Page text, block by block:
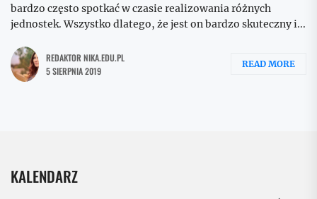
bardzo często spotkać w czasie realizowania różnych
jednostek. Wszystko dlatego, że jest on bardzo skuteczny i...
REDAKTOR NIKA.EDU.PL
5 SIERPNIA 2019
READ MORE
KALENDARZ